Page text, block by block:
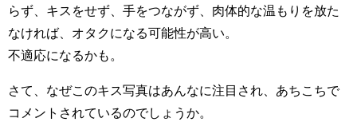
らず、キスをせず、手をつながず、肉体的な温もりを放た
なければ、オタクになる可能性が高い。
不適応になるかも。
さて、なぜこのキス写真はあんなに注目され、あちこちで
コメントされているのでしょうか。